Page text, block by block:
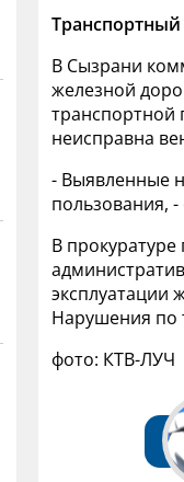
Транспортный
В Сызрани
железной
транспортной
неисправна
- Выявленные
пользования,
В
эксплуатации
Нарушения по
фото: КТВ-ЛУЧ